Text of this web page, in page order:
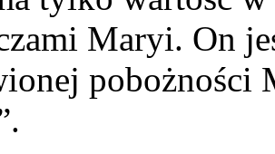
Maryi. On
pobożności